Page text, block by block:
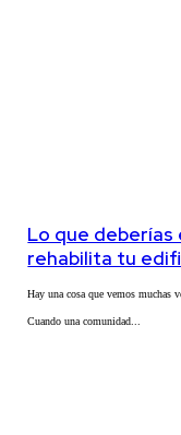
Lo que
rehabilita tu
Hay una cosa que vemos muchas
Cuando una comunidad...